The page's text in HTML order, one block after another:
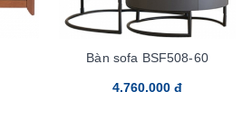
Bàn sofa BSF508-60
4.760.000 đ